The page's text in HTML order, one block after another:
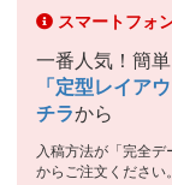
スマートフォ
一番人気！簡
「定型レイア
チラから
入稿方法が「完全
からご注文ください。